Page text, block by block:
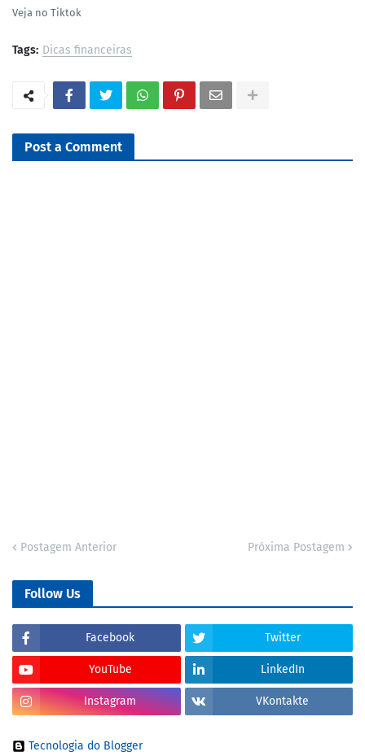
Veja no Tiktok
Tags: Dicas financeiras
Post a Comment
Postagem Anterior Próxima Postagem
Follow Us
Facebook Twitter
YouTube LinkedIn
Instagram VKontakte
Tecnologia do Blogger